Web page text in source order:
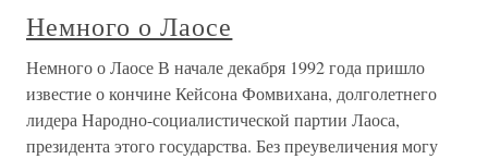
Немного о Лаосе
Немного о Лаосе В начале декабря 1992 года пришло
известие о кончине Кейсона Фомвихана, долголетнего
лидера Народно-социалистической партии Лаоса,
президента этого государства. Без преувеличения могу